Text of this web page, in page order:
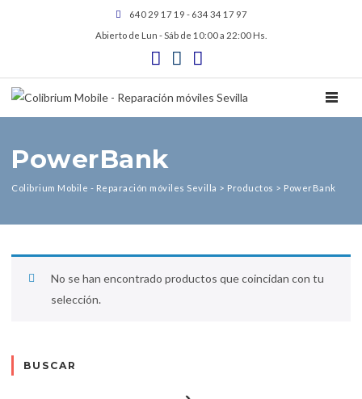
640 29 17 19 - 634 34 17 97
Abierto de Lun - Sáb de 10:00 a 22:00 Hs.
PowerBank
Colibrium Mobile - Reparación móviles Sevilla > Productos > PowerBank
No se han encontrado productos que coincidan con tu
selección.
BUSCAR